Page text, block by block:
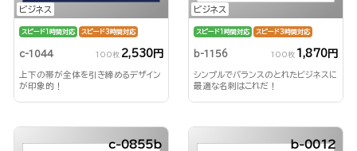
ビジネス
スピード1時間対応 スピード3時間対応
c-1044 100枚 2,530円
上下の帯が全体を引き締めるデザイン
が印象的！
ビジネス
スピード1時間対応 スピード3時間対応
b-1156 100枚 1,870円
シンプルでバランスのとれたビジネスに
最適な名刺はこれだ！
c-0855b b-0012